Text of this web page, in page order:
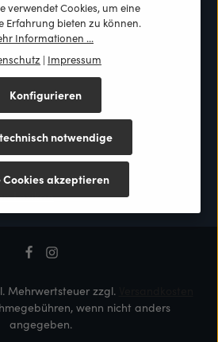
Lexikon
Mehrwertsteuer zzgl.
wenn nicht anders
angegeben.
verwendet Cookies, um eine
Erfahrung bieten zu können.
Informationen ...
| Impressum
notwendige
Konfigurieren
Cookies akzeptieren